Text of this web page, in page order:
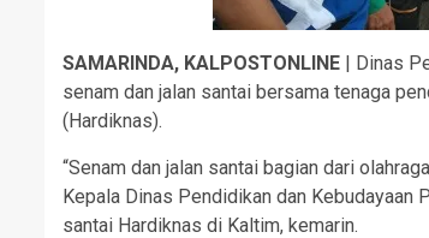
SAMARINDA, KALPOSTONLINE | Dinas
senam dan jalan santai bersama tenaga
(Hardiknas).
“Senam dan jalan santai bagian dari
Kepala Dinas Pendidikan dan Kebudayaan
santai Hardiknas di Kaltim, kemarin.